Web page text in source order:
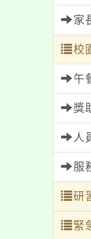
家
校
午
獎
人
服
研
緊